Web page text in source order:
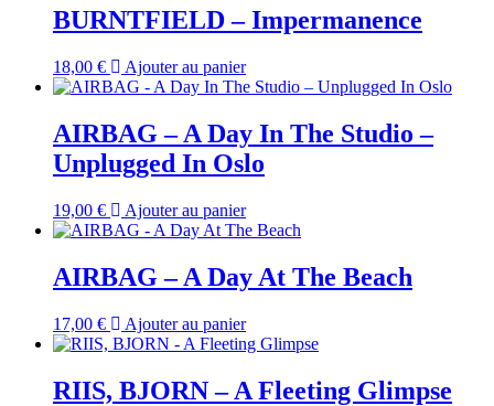
BURNTFIELD – Impermanence
18,00 € Ajouter au panier
AIRBAG – A Day In The Studio –
Unplugged In Oslo
19,00 € Ajouter au panier
AIRBAG – A Day At The Beach
17,00 € Ajouter au panier
RIIS, BJORN – A Fleeting Glimpse